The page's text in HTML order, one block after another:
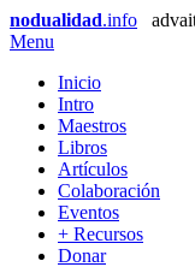
nodualidad.info
Menu
Inicio
Intro
Maestros
Libros
Artículos
Colaboración
Eventos
+ Recursos
Donar